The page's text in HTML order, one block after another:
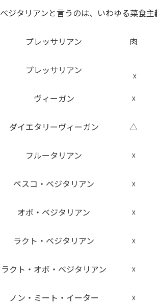
ベジタリアンと言うのは、いわゆる菜食
プレッサリアン 肉
プレッサリアン ☓
ヴィーガン
☓
ダイエタリーヴィーガン △
フルータリアン ☓
ペスコ・ベジタリアン ☓
オボ・ベジタリアン ☓
ラクト・ベジタリアン ☓
ラクト・オボ・ベジタリアン ☓
ノン・ミート・イーター ☓